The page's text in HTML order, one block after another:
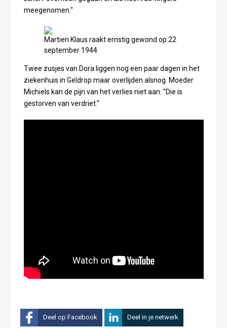
meegenomen.''
Martien Klaus raakt ernstig gewond op 22
september 1944
Twee zusjes van Dora liggen nog een paar dagen in het
ziekenhuis in Geldrop maar overlijden alsnog. Moeder
Michiels kan de pijn van het verlies niet aan. ''Die is
gestorven van verdriet.''
Deel op Facebook Deel in je netwerk